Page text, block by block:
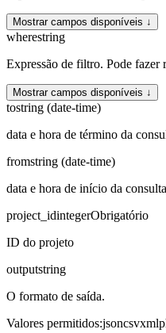
Mostrar campos disponíveis ↓
wherestring
Expressão de filtro. Pode fazer
Mostrar campos disponíveis ↓
tostring (date-time)
data e hora de término da
fromstring (date-time)
data e hora de início da
project_idintegerObrigatório
ID do projeto
outputstring
O formato de saída.
Valores permitidos:jsoncsvxml